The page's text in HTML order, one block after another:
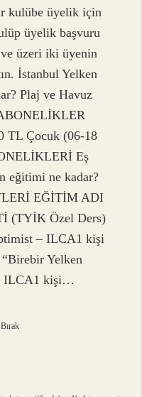
kulübe üyelik için
üyelik başvuru
üzeri iki üyenin
İstanbul Yelken
Plaj ve Havuz
TL Çocuk (06-18
Eş
eğitimi ne kadar?
EĞİTİM ADI
(TYİK Özel Ders)
– ILCA1 kişi
Yelken
ILCA1 kişi…